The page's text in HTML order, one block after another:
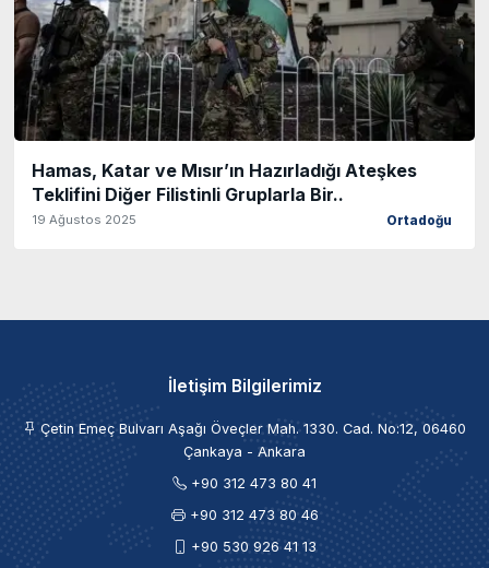
Hamas, Katar ve Mısır’ın Hazırladığı Ateşkes
Teklifini Diğer Filistinli Gruplarla Bir..
19 Ağustos 2025 Ortadoğu
İletişim Bilgilerimiz
Çetin Emeç Bulvarı Aşağı Öveçler Mah. 1330. Cad. No:12, 06460
Çankaya - Ankara
+90 312 473 80 41
+90 312 473 80 46
+90 530 926 41 13